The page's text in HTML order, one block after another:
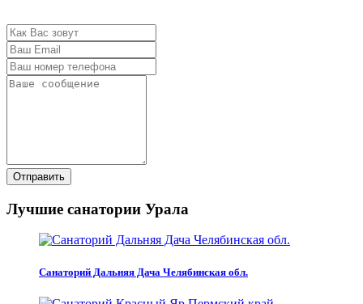
Отправить
Лучшие санатории Урала
Санаторий Дальняя Дача Челябинская обл.